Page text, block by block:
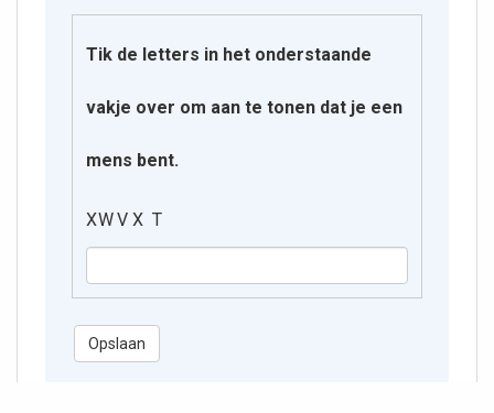
Tik de letters in het onderstaande
vakje over om aan te tonen dat je een
mens bent.
X W V X T